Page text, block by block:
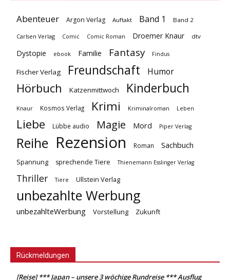
Abenteuer Argon Verlag Auftakt Band 1 Band 2
Carlsen Verlag Comic Comic Roman Droemer Knaur dtv
Dystopie ebook Familie Fantasy Findus
Fischer Verlag Freundschaft Humor
Hörbuch Katzenmittwoch Kinderbuch
Knaur Kosmos Verlag Krimi Kriminalroman Leben
Liebe Lübbe audio Magie Mord Piper Verlag
Reihe Rezension Roman Sachbuch
Spannung sprechende Tiere Thienemann Esslinger Verlag
Thriller Tiere Ullstein Verlag
unbezahlte Werbung
unbezahlteWerbung Vorstellung Zukunft
Rückmeldungen
[Reise] *** Japan – unsere 3 wöchige Rundreise *** Ausflug